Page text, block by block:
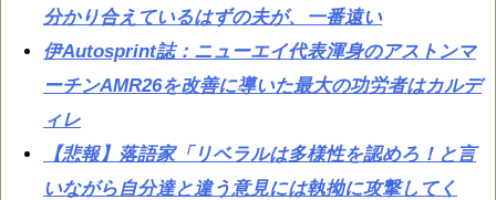
分かり合えているはずの夫が、一番遠い
伊Autosprint誌：ニューエイ代表渾身のアストンマ
ーチンAMR26を改善に導いた最大の功労者はカルデ
ィレ
【悲報】落語家「リベラルは多様性を認めろ！と言
いながら自分達と違う意見には執拗に攻撃してく